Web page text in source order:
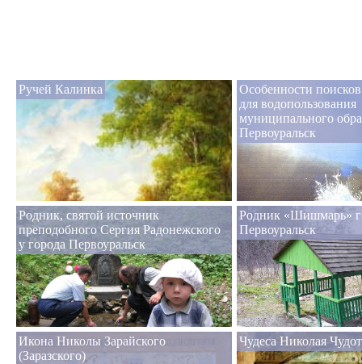
Ручей Калинка
Особенности
для водопользования
муниципального
Первоуральск
Родник, святой источник
преподобного Сергия Радонежского
у города Первоуральск
Родник «Шишмарь»
Первоуральск
Икона Николы Зарайского
(Заразского)
Чудеса Николая